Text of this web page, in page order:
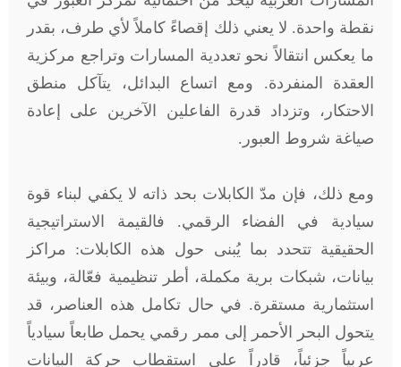
نقطة واحدة. لا يعني ذلك إقصاءً كاملاً لأي طرف، بقدر
ما يعكس انتقالاً نحو تعددية المسارات وتراجع مركزية
العقدة المنفردة. ومع اتساع البدائل، يتآكل منطق
الاحتكار، وتزداد قدرة الفاعلين الآخرين على إعادة
صياغة شروط العبور.
ومع ذلك، فإن مدّ الكابلات بحد ذاته لا يكفي لبناء قوة
سيادية في الفضاء الرقمي. فالقيمة الاستراتيجية
الحقيقية تتحدد بما يُبنى حول هذه الكابلات: مراكز
بيانات، شبكات برية مكملة، أطر تنظيمية فعّالة، وبيئة
استثمارية مستقرة. في حال تكامل هذه العناصر، قد
يتحول البحر الأحمر إلى ممر رقمي يحمل طابعاً سيادياً
عربياً جزئياً، قادراً على استقطاب حركة البيانات